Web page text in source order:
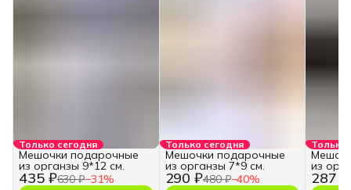
Только сегодня
435 ₽630 ₽−31%
Мешочки подарочные
из органзы 9*12 см.
Только сегодня
290 ₽480 ₽−40%
Мешочки подарочные
из органзы 7*9 см.
Только
287 ₽
из